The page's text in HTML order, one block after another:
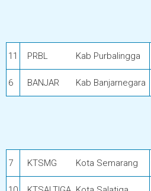
11 PRBL Kab Purbalingga
6 BANJAR Kab Banjarnegara
7 KTSMG Kota Semarang